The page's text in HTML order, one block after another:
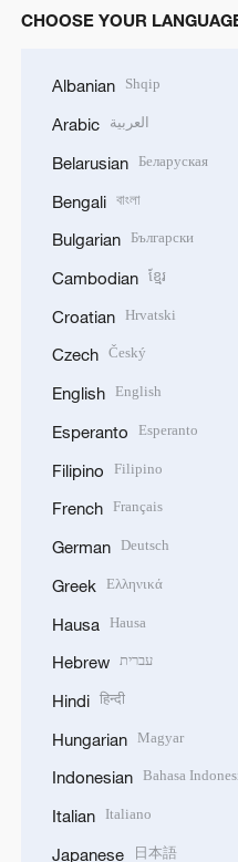
CHOOSE YOUR
Albanian Shqip
Arabic العربية
Belarusian Беларуская
Bengali বাংলা
Bulgarian Български
Cambodian ខ្មែរ
Croatian Hrvatski
Czech Český
English English
Esperanto Esperanto
Filipino Filipino
French Français
German Deutsch
Greek Ελληνικά
Hausa Hausa
Hebrew עברית
Hindi हिन्दी
Hungarian Magyar
Indonesian Bahasa
Italian Italiano
Japanese 日本語